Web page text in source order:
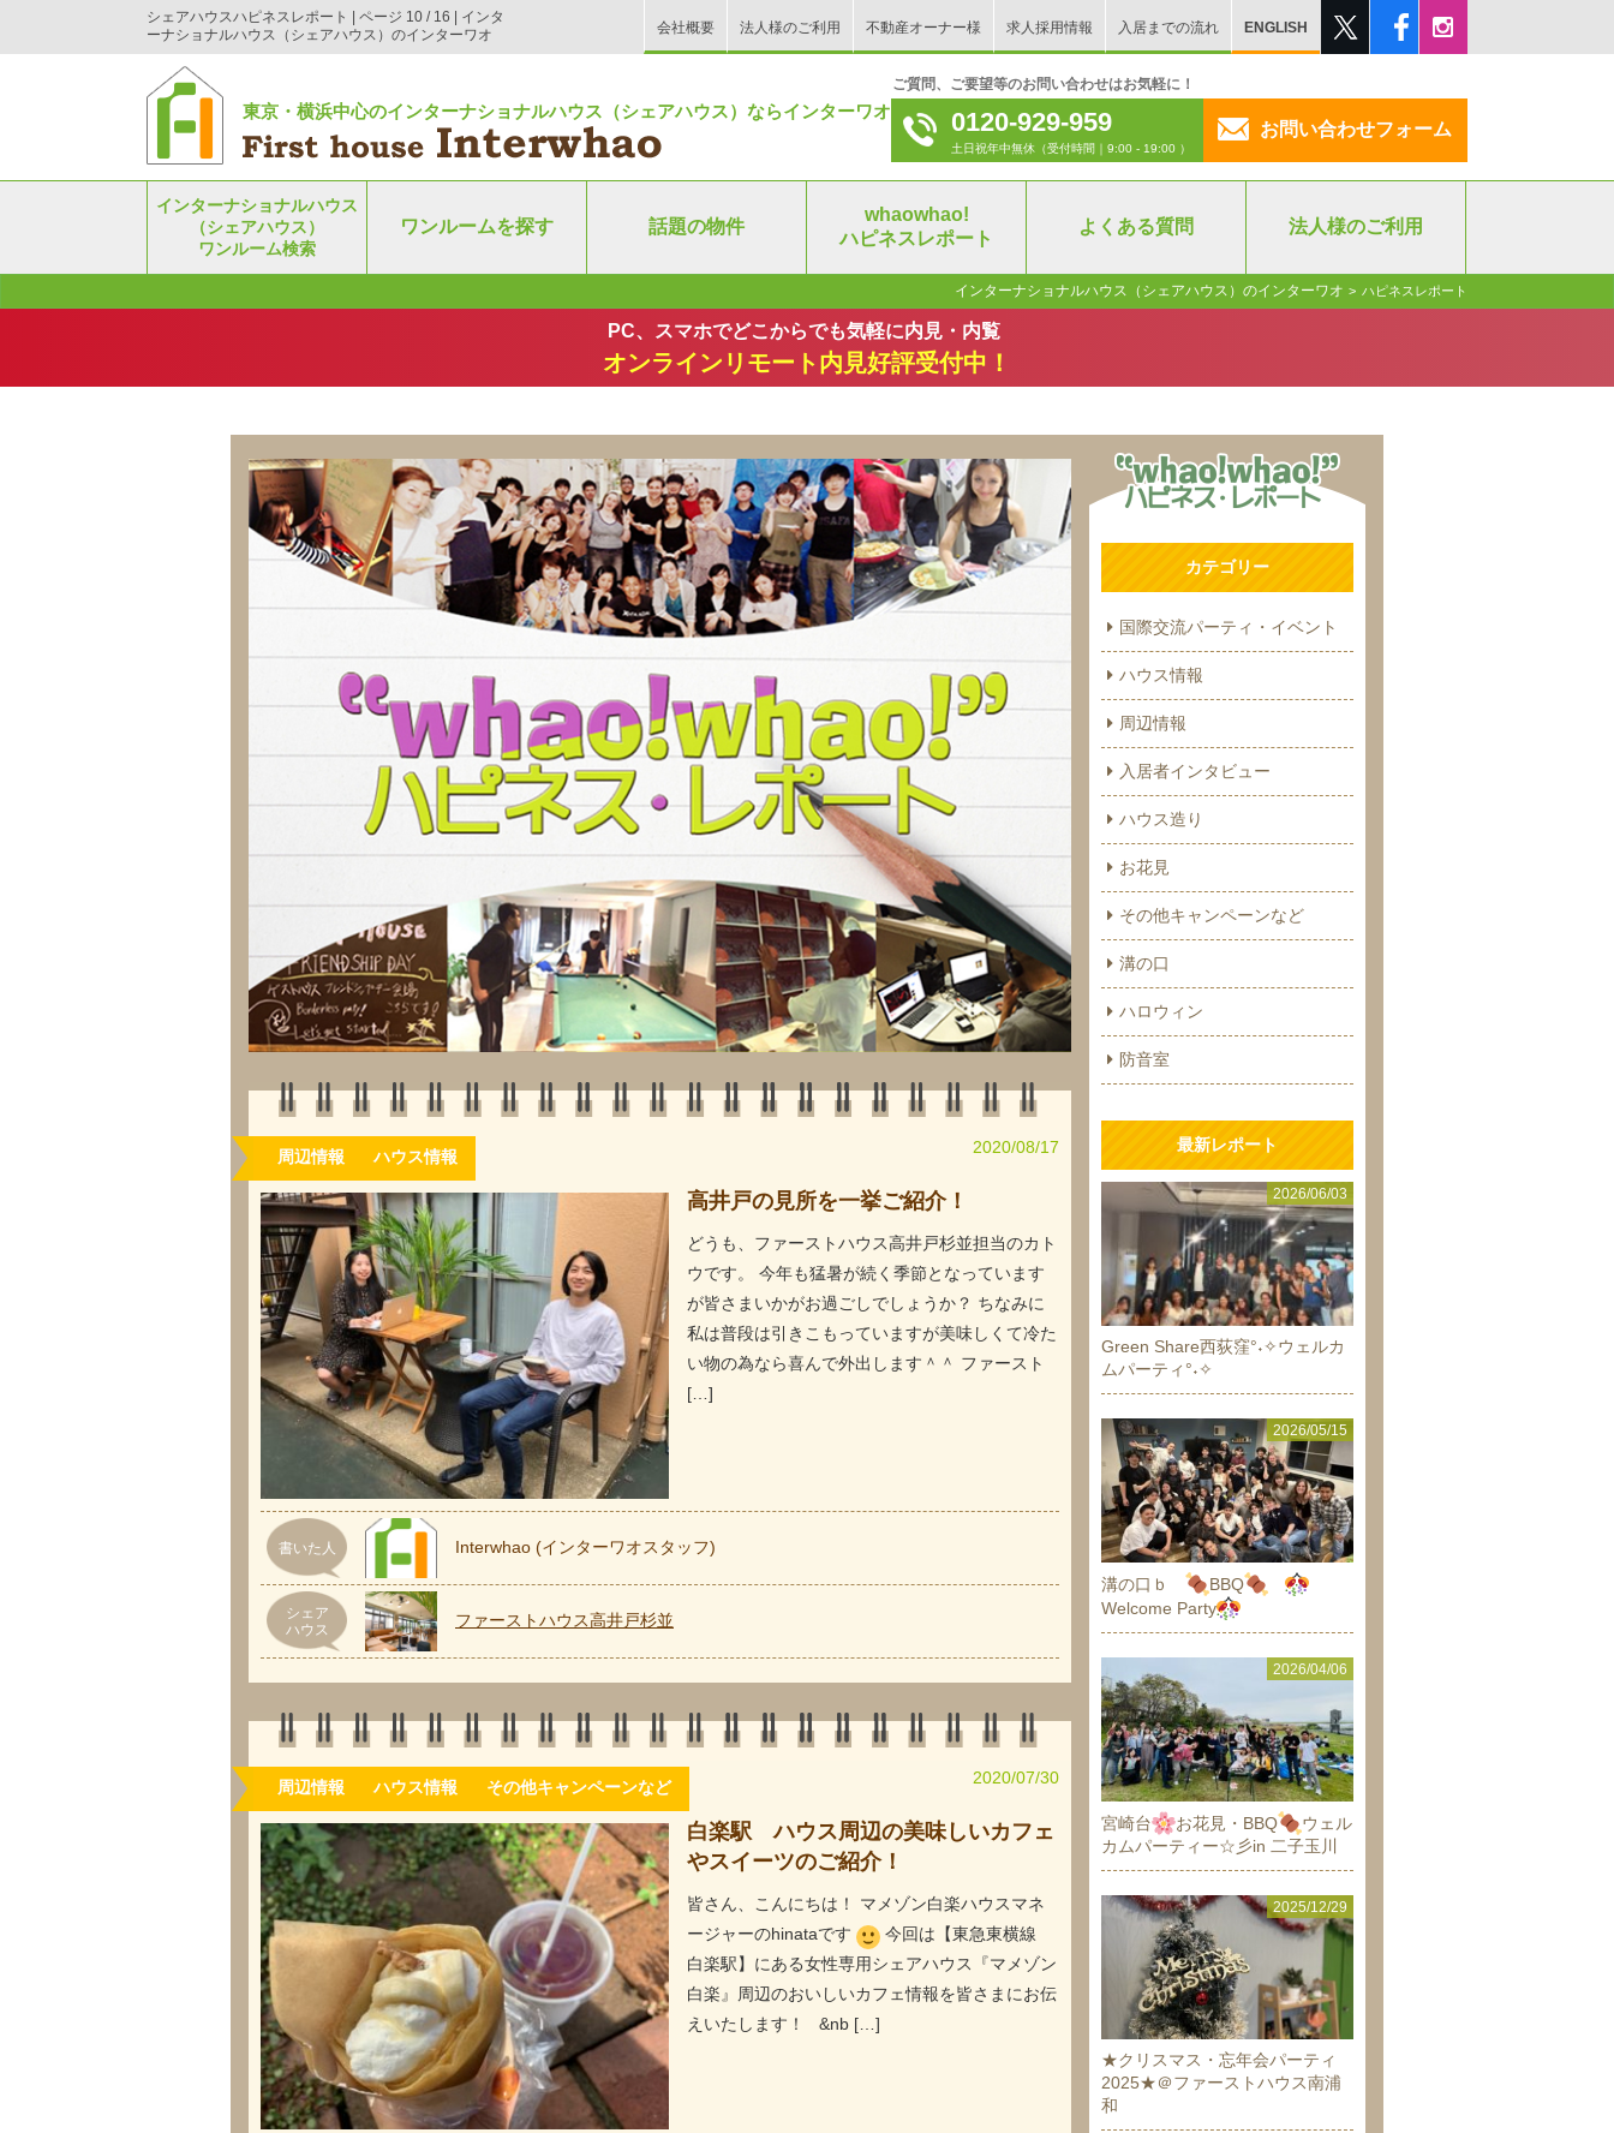
シェアハウスハピネスレポート | ページ 10 / 16 | インタ
ーナショナルハウス（シェアハウス）のインターワオ
会社概要 法人様のご利用 不動産オーナー様 求人採用情報 入居までの流れ ENGLISH
東京・横浜中心のインターナショナルハウス（シェアハウス）ならインターワオ！
ご質問、ご要望等のお問い合わせはお気軽に！
0120-929-959
土日祝年中無休（受付時間｜9:00 - 19:00 ）
お問い合わせフォーム
インターナショナルハウス
（シェアハウス）
ワンルーム検索
ワンルームを探す 話題の物件
whaowhao!
ハピネスレポート
よくある質問 法人様のご利用
インターナショナルハウス（シェアハウス）のインターワオ > ハピネスレポート
PC、スマホでどこからでも気軽に内見・内覧
オンラインリモート内見好評受付中！
周辺情報 ハウス情報 2020/08/17
高井戸の見所を一挙ご紹介！
どうも、ファーストハウス高井戸杉並担当のカト
ウです。 今年も猛暑が続く季節となっています
が皆さまいかがお過ごしでしょうか？ ちなみに
私は普段は引きこもっていますが美味しくて冷た
い物の為なら喜んで外出します＾＾ ファースト
[…]
書いた人 Interwhao (インターワオスタッフ)
シェア
ハウス
ファーストハウス高井戸杉並
周辺情報 ハウス情報 その他キャンペーンなど 2020/07/30
白楽駅 ハウス周辺の美味しいカフェ
やスイーツのご紹介！
皆さん、こんにちは！ マメゾン白楽ハウスマネ
ージャーのhinataです
今回は【東急東横線
白楽駅】にある女性専用シェアハウス『マメゾン
白楽』周辺のおいしいカフェ情報を皆さまにお伝
えいたします！ &nb […]
カテゴリー
国際交流パーティ・イベント
ハウス情報
周辺情報
入居者インタビュー
ハウス造り
お花見
その他キャンペーンなど
溝の口
ハロウィン
防音室
最新レポート
2026/06/03
Green Share西荻窪°˖✧ウェルカ
ムパーティ°˖✧
2026/05/15
溝の口ｂ
BBQ
Welcome Party
2026/04/06
宮崎台 お花見・BBQ
ウェル
カムパーティー☆彡in 二子玉川
2025/12/29
★クリスマス・忘年会パーティ
2025★＠ファーストハウス南浦
和